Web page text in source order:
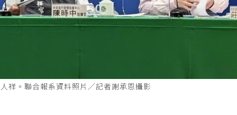
祥。聯合報系資料照片／記者謝承恩攝影